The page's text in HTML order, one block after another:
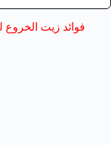
فوائد زيت